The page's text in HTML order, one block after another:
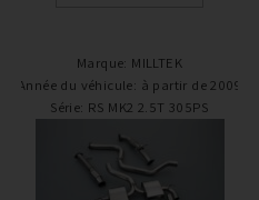
Marque: MILLTEK
Année du véhicule: à partir de 2009
Série: RS MK2 2.5T 305PS